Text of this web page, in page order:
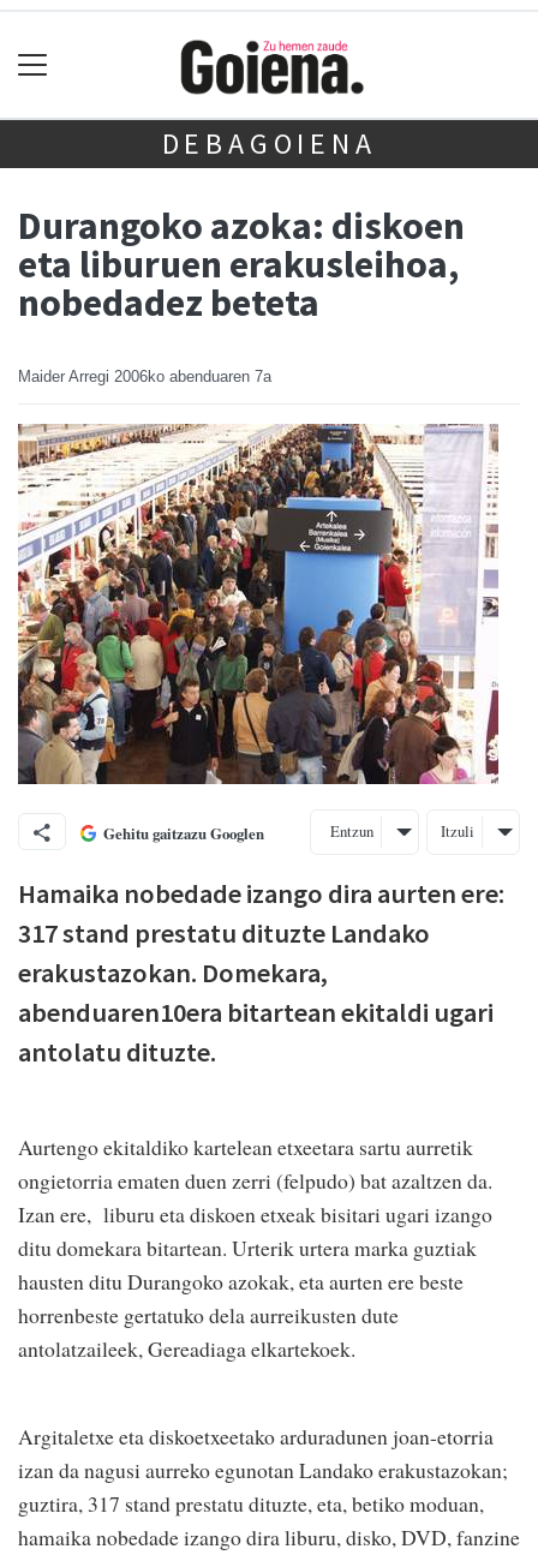
DEBAGOIENA
Durangoko azoka: diskoen
eta liburuen erakusleihoa,
nobedadez beteta
Maider Arregi 2006ko abenduaren 7a
Gehitu gaitzazu Googlen Entzun Itzuli
Hamaika nobedade izango dira aurten ere:
317 stand prestatu dituzte Landako
erakustazokan. Domekara,
abenduaren10era bitartean ekitaldi ugari
antolatu dituzte.
Aurtengo ekitaldiko kartelean etxeetara sartu aurretik
ongietorria ematen duen zerri (felpudo) bat azaltzen da.
Izan ere, liburu eta diskoen etxeak bisitari ugari izango
ditu domekara bitartean. Urterik urtera marka guztiak
hausten ditu Durangoko azokak, eta aurten ere beste
horrenbeste gertatuko dela aurreikusten dute
antolatzaileek, Gereadiaga elkartekoek.
Argitaletxe eta diskoetxeetako arduradunen joan-etorria
izan da nagusi aurreko egunotan Landako erakustazokan;
guztira, 317 stand prestatu dituzte, eta, betiko moduan,
hamaika nobedade izango dira liburu, disko, DVD, fanzine